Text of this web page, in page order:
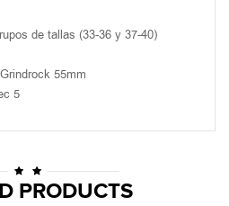
de tallas (33-36 y 37-40)
55mm
5
PRODUCTS